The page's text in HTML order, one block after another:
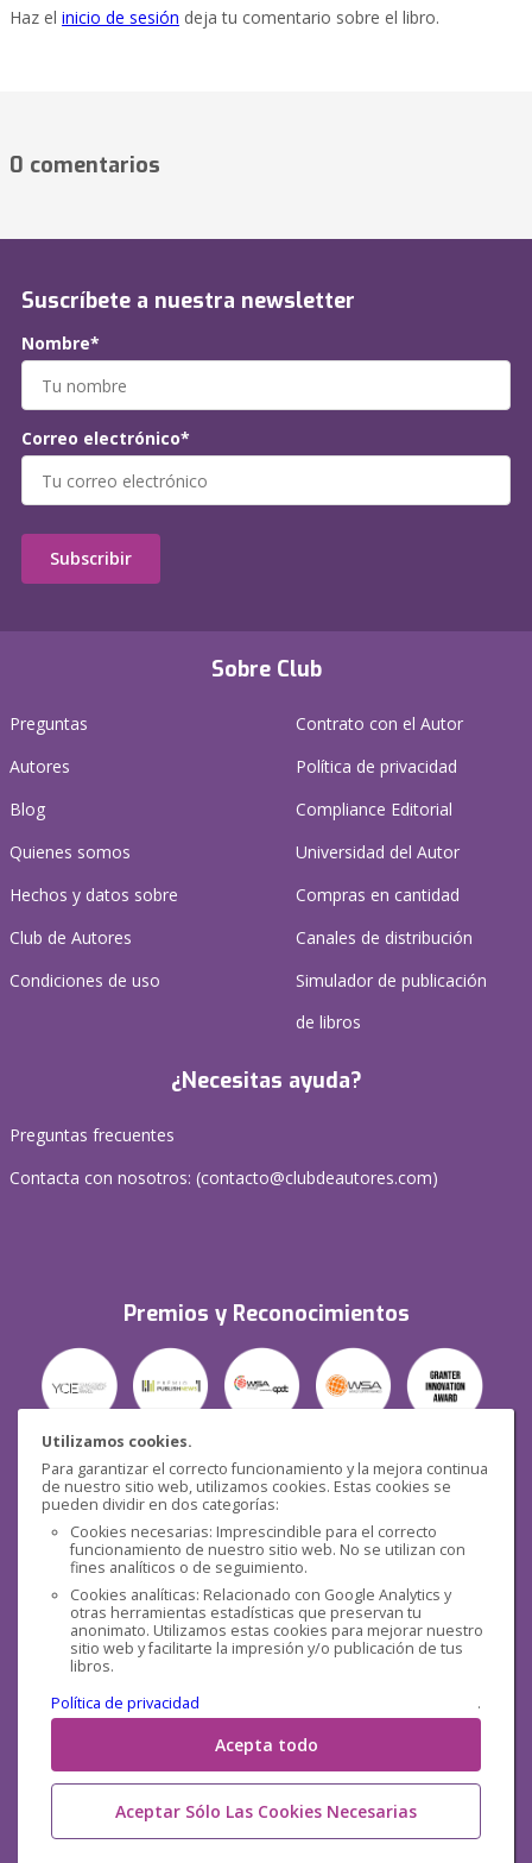
Utilizamos cookies.
Para garantizar el correcto funcionamiento y la mejora continua
de nuestro sitio web, utilizamos cookies. Estas cookies se
pueden dividir en dos categorías:
Cookies necesarias: Imprescindible para el correcto
funcionamiento de nuestro sitio web. No se utilizan con
fines analíticos o de seguimiento.
Cookies analíticas: Relacionado con Google Analytics y
otras herramientas estadísticas que preservan tu
anonimato. Utilizamos estas cookies para mejorar nuestro
sitio web y facilitarte la impresión y/o publicación de tus
libros.
Política de privacidad
.
Acepta todo
Aceptar Sólo Las Cookies Necesarias
Haz el inicio de sesión deja tu comentario sobre el libro.
0 comentarios
Sobre Club
Preguntas
Autores
Blog
Quienes somos
Hechos y datos sobre
Club de Autores
Condiciones de uso
Contrato con el Autor
Política de privacidad
Compliance Editorial
Universidad del Autor
Compras en cantidad
Canales de distribución
Simulador de publicación
de libros
¿Necesitas ayuda?
Preguntas frecuentes
Contacta con nosotros: (contacto@clubdeautores.com)
Premios y Reconocimientos
Seguridad
Redes sociales
Suscríbete a nuestra newsletter
Nombre*
Correo electrónico*
Subscribir